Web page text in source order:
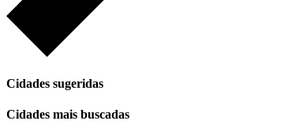
Cidades sugeridas
Cidades mais buscadas